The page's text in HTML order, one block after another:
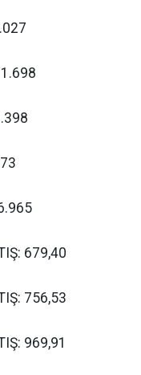
1.698
679,40
756,53
969,91